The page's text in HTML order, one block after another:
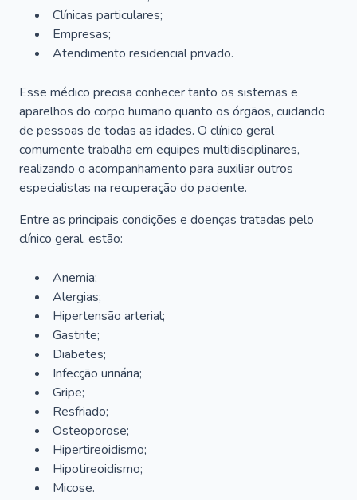
Clínicas particulares;
Empresas;
Atendimento residencial privado.
Esse médico precisa conhecer tanto os sistemas e
aparelhos do corpo humano quanto os órgãos, cuidando
de pessoas de todas as idades. O clínico geral
comumente trabalha em equipes multidisciplinares,
realizando o acompanhamento para auxiliar outros
especialistas na recuperação do paciente.
Entre as principais condições e doenças tratadas pelo
clínico geral, estão:
Anemia;
Alergias;
Hipertensão arterial;
Gastrite;
Diabetes;
Infecção urinária;
Gripe;
Resfriado;
Osteoporose;
Hipertireoidismo;
Hipotireoidismo;
Micose.